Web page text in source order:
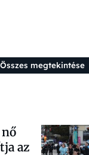
Összes megtekintése
az